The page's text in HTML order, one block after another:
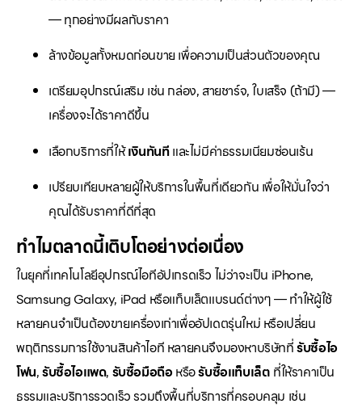
— ทุกอย่างมีผลกับราคา
ล้างข้อมูลทั้งหมดก่อนขาย เพื่อความเป็นส่วนตัวของคุณ
เตรียมอุปกรณ์เสริม เช่น กล่อง, สายชาร์จ, ใบเสร็จ (ถ้ามี) —
เครื่องจะได้ราคาดีขึ้น
เลือกบริการที่ให้เงินทันทีและไม่มีค่าธรรมเนียมซ่อนเร้น
เปรียบเทียบหลายผู้ให้บริการในพื้นที่เดียวกัน เพื่อให้มั่นใจว่า
คุณได้รับราคาที่ดีที่สุด
ทำไมตลาดนี้เติบโตอย่างต่อเนื่อง
ในยุคที่เทคโนโลยีอุปกรณ์ไอทีอัปเกรดเร็ว ไม่ว่าจะเป็น iPhone,
Samsung Galaxy, iPad หรือแท็บเล็ตแบรนด์ต่างๆ — ทำให้ผู้ใช้
หลายคนจำเป็นต้องขายเครื่องเก่าเพื่ออัปเดตรุ่นใหม่ หรือเปลี่ยน
พฤติกรรมการใช้งานสินค้าไอที หลายคนจึงมองหาบริษัทที่รับซื้อไอ
โฟน,รับซื้อไอแพด, รับซื้อมือถือหรือรับซื้อแท็บเล็ต ที่ให้ราคาเป็น
ธรรมและบริการรวดเร็ว รวมถึงพื้นที่บริการที่ครอบคลุม เช่น